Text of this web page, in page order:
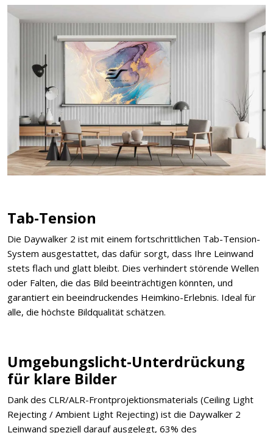
Tab-Tension
Die Daywalker 2 ist mit einem fortschrittlichen Tab-Tension-
System ausgestattet, das dafür sorgt, dass Ihre Leinwand
stets flach und glatt bleibt. Dies verhindert störende Wellen
oder Falten, die das Bild beeinträchtigen könnten, und
garantiert ein beeindruckendes Heimkino-Erlebnis. Ideal für
alle, die höchste Bildqualität schätzen.
Umgebungslicht-Unterdrückung
für klare Bilder
Dank des CLR/ALR-Frontprojektionsmaterials (Ceiling Light
Rejecting / Ambient Light Rejecting) ist die Daywalker 2
Leinwand speziell darauf ausgelegt, 63% des